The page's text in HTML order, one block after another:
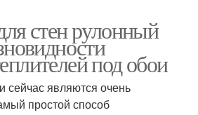
стен рулонный
под обои
сейчас являются очень
простой способ